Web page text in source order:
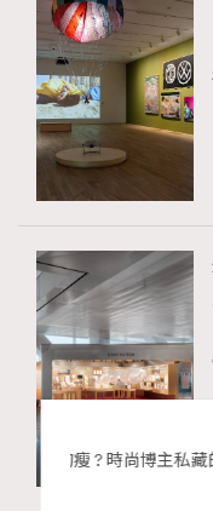
的顯
別再用
巧，讓